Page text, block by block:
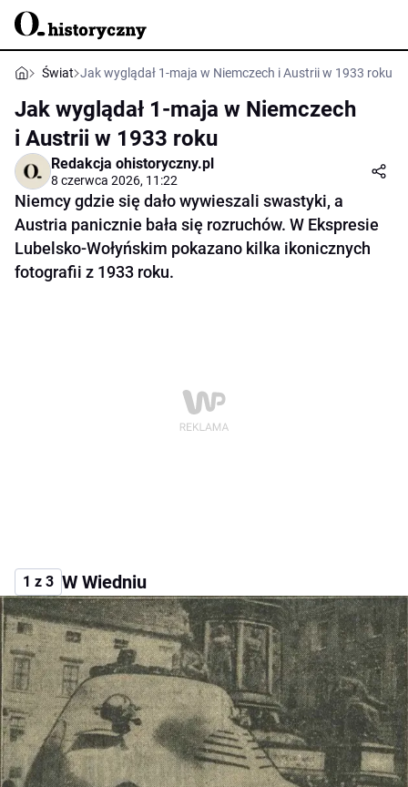
Świat Jak wyglądał 1-maja w Niemczech i Austrii w 1933 roku
Jak wyglądał 1-maja w Niemczech
i Austrii w 1933 roku
Redakcja ohistoryczny.pl
8 czerwca 2026, 11:22
Niemcy gdzie się dało wywieszali swastyki, a
Austria panicznie bała się rozruchów. W Ekspresie
Lubelsko-Wołyńskim pokazano kilka ikonicznych
fotografii z 1933 roku.
1 z 3 W Wiedniu